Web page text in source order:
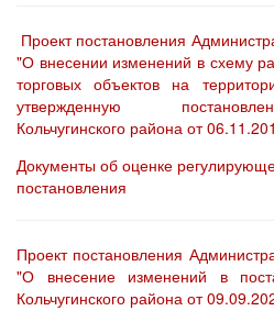
Проект постановления
"О внесении изменений в схему
торговых объектов на
утвержденную
Кольчугинского района от
Документы об оценке
постановления
Проект постановления
"О внесение изменений в
Кольчугинского района от